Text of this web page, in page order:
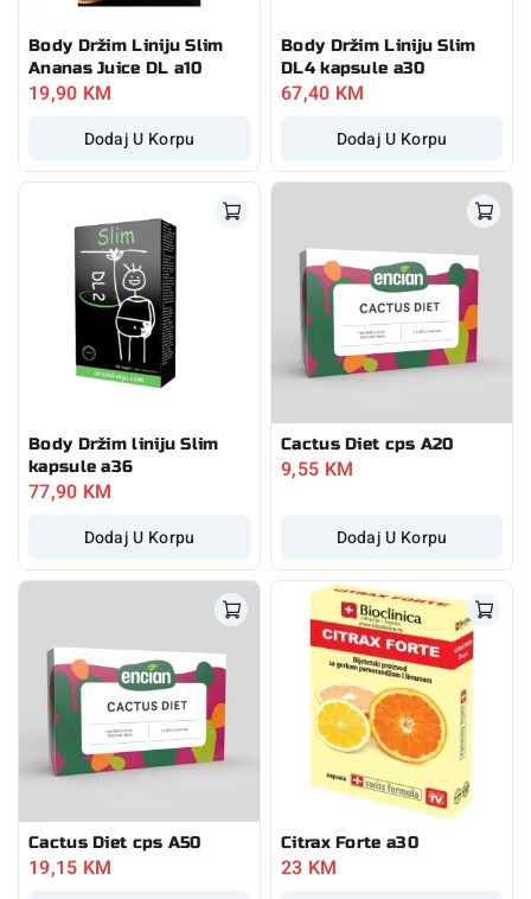
Body Držim Liniju Slim
Ananas Juice DL a10
19,90 KM
Dodaj U Korpu
Body Držim Liniju Slim
DL4 kapsule a30
67,40 KM
Dodaj U Korpu
Body Držim liniju Slim
kapsule a36
77,90 KM
Dodaj U Korpu
Cactus Diet cps A20
9,55 KM
Dodaj U Korpu
Cactus Diet cps A50
19,15 KM
Citrax Forte a30
23 KM